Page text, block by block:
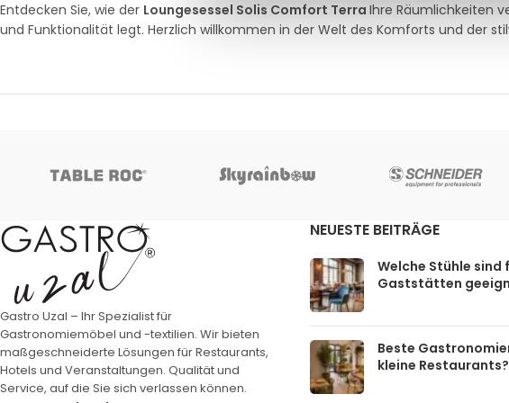
Entdecken Sie, wie der Loungesessel Solis Comfort Terra Ihre Räumlichkeiten
und Funktionalität legt. Herzlich willkommen in der Welt des Komforts und der
Gastro Uzal – Ihr Spezialist für
Gastronomiemöbel und -textilien. Wir bieten
maßgeschneiderte Lösungen für Restaurants,
Hotels und Veranstaltungen. Qualität und
Service, auf die Sie sich verlassen können.
NEUESTE BEITRÄGE
Welche Stühle sind
Gaststätten
Beste
kleine Restaurants?